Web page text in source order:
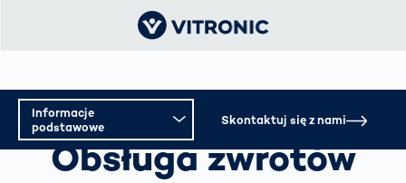
OBSŁUGA ZWROTÓW
Obsługa zwrotów
Informacje
podstawowe
Informacje podstawowe
Skontaktuj się z nami